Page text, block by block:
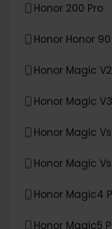
Honor 200 Pro
Honor Honor 90
Honor Magic V2
Honor Magic V3
Honor Magic Vs
Honor Magic
Honor Magic4
Honor Magic5